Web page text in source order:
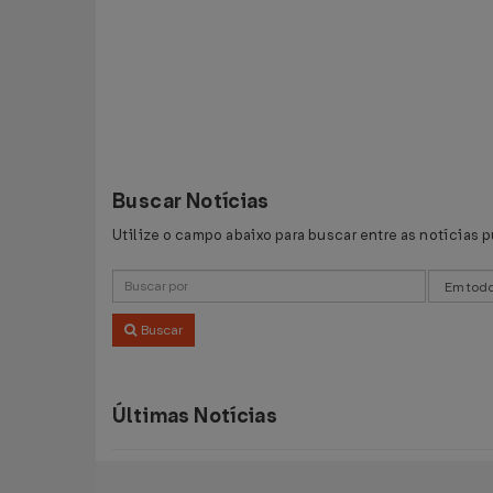
Buscar Notícias
Utilize o campo abaixo para buscar entre as notícias
Buscar
Últimas Notícias